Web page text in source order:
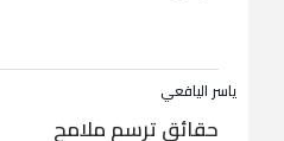
ياسر اليافعي
حقائق ترسم ملامح